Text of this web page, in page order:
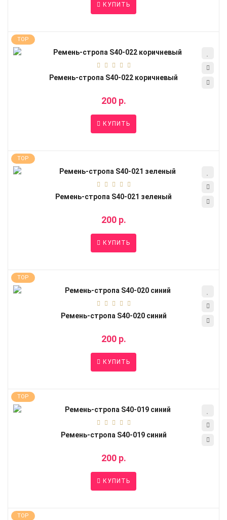
КУПИТЬ
TOP
Ремень-стропа S40-022 коричневый
200 р.
КУПИТЬ
TOP
Ремень-стропа S40-021 зеленый
200 р.
КУПИТЬ
TOP
Ремень-стропа S40-020 синий
200 р.
КУПИТЬ
TOP
Ремень-стропа S40-019 синий
200 р.
КУПИТЬ
TOP